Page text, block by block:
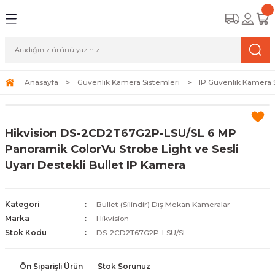
Sistemleri
Sistemleri (Network Kameraları)
ve Depolama Çözümleri
ve Bağlantı Kabloları
Kamera Lisansları
Güvenlik
Duvarı) Cihazları
Ağ Yönlendiricileri
Fi) ve Access Point Ürünleri
Antivirüs Yazılımları
ve Depolama Ürünleri
SSD
Kurtarma
Merkezi Altyapısı
Anasayfa Güvenlik Kamera Sistemleri IP Güvenlik Kamera
Hikvision DS-2CD2T67G2P-LSU/SL 6 MP
Panoramik ColorVu Strobe Light ve Sesli
Uyarı Destekli Bullet IP Kamera
Kategori
Bullet (Silindir) Dış Mekan Kameralar
Marka
Hikvision
Stok Kodu
DS-2CD2T67G2P-LSU/SL
Ön Siparişli Ürün Stok Sorunuz